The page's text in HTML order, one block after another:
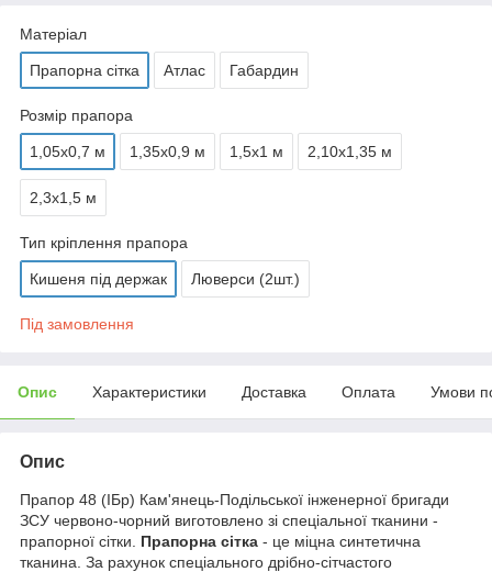
Матеріал
Прапорна сітка Атлас Габардин
Розмір прапора
1,05х0,7 м 1,35х0,9 м 1,5х1 м 2,10х1,35 м
2,3х1,5 м
Тип кріплення прапора
Кишеня під держак Люверси (2шт.)
Під замовлення
Опис Характеристики Доставка Оплата Умови
Опис
Прапор 48 (ІБр) Кам'янець-Подільської інженерної бригади
ЗСУ червоно-чорний виготовлено зі спеціальної тканини -
прапорної сітки. Прапорна сітка - це міцна синтетична
тканина. За рахунок спеціального дрібно-сітчастого